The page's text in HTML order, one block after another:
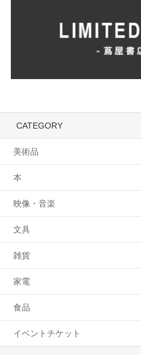
CATEGORY
美術品
本
映像・音楽
文具
雑貨
家電
食品
イベントチケット